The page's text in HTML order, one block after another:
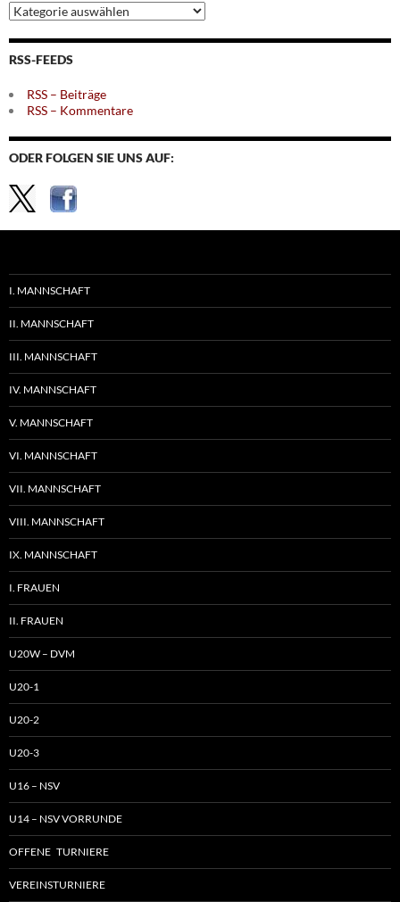
Archiv
nach
Themen
RSS-FEEDS
RSS – Beiträge
RSS – Kommentare
ODER FOLGEN SIE UNS AUF:
I. MANNSCHAFT
II. MANNSCHAFT
III. MANNSCHAFT
IV. MANNSCHAFT
V. MANNSCHAFT
VI. MANNSCHAFT
VII. MANNSCHAFT
VIII. MANNSCHAFT
IX. MANNSCHAFT
I. FRAUEN
II. FRAUEN
U20W – DVM
U20-1
U20-2
U20-3
U16 – NSV
U14 – NSV VORRUNDE
OFFENE TURNIERE
VEREINSTURNIERE